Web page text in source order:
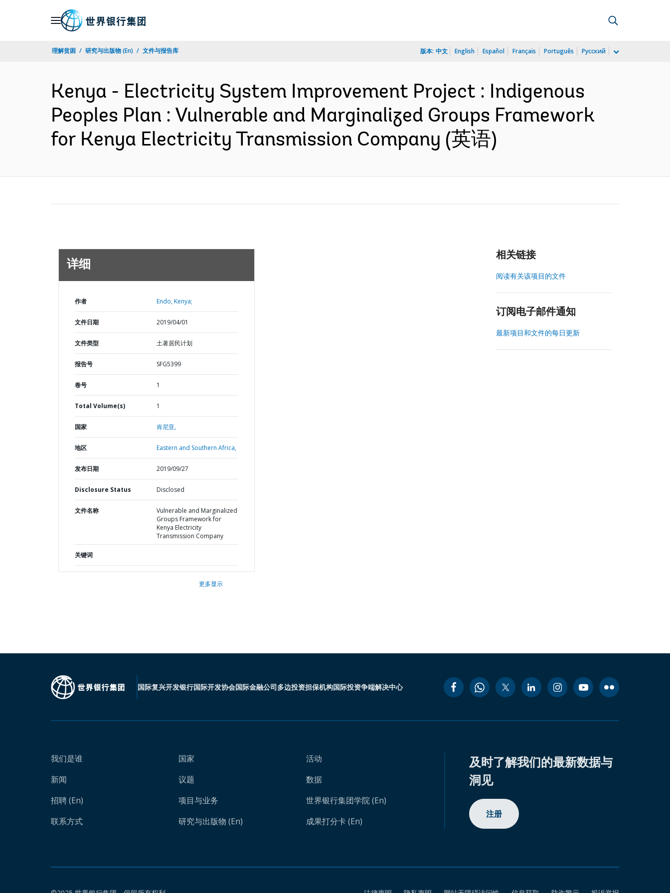
理解贫困 研究与出版物 (En) 文件与报告库 版本: 中文 English Español Français Português Русский
Kenya - Electricity System Improvement Project : Indigenous
Peoples Plan : Vulnerable and Marginalized Groups Framework
for Kenya Electricity Transmission Company (英语)
详细
作者 Endo, Kenya;
文件日期 2019/04/01
文件类型 土著居民计划
报告号 SFG5399
卷号 1
Total Volume(s) 1
国家 肯尼亚,
地区 Eastern and Southern Africa,
发布日期 2019/09/27
Disclosure Status Disclosed
文件名称
Vulnerable and Marginalized
Groups Framework for
Kenya Electricity
Transmission Company
关键词
更多显示
相关链接
阅读有关该项目的文件
订阅电子邮件通知
最新项目和文件的每日更新
国际复兴开发银行国际开发协会国际金融公司多边投资担保机构国际投资争端解决中心
我们是谁
新闻
招聘 (En)
联系方式
国家
议题
项目与业务
研究与出版物 (En)
活动
数据
世界银行集团学院 (En)
成果打分卡 (En)
及时了解我们的最新数据与
洞见
注册